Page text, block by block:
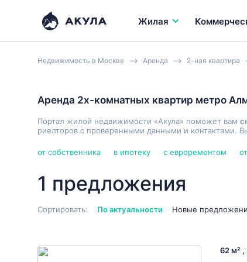
Жилая
Недвижимость в Москве Аренда 2-ная квартира
Аренда 2х-комнатных квартир метро
Портал жилой недвижимости «Акула» поможет вам
риелторов с проверенными данными и контактами.
от собственника в ипотеку с евроремонтом
1 предложения
Сортировать: По актуальности Новые
62 м² ,